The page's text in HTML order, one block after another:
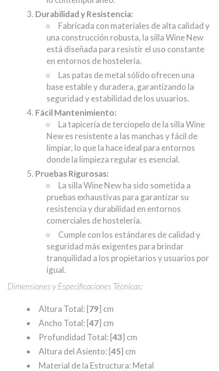
Durabilidad y Resistencia:
Fabricada con materiales de alta calidad y
una construcción robusta, la silla Wine New
está diseñada para resistir el uso constante
en entornos de hostelería.
Las patas de metal sólido ofrecen una
base estable y duradera, garantizando la
seguridad y estabilidad de los usuarios.
Fácil Mantenimiento:
La tapicería de terciopelo de la silla Wine
New es resistente a las manchas y fácil de
limpiar, lo que la hace ideal para entornos
donde la limpieza regular es esencial.
Pruebas Rigurosas:
La silla Wine New ha sido sometida a
pruebas exhaustivas para garantizar su
resistencia y durabilidad en entornos
comerciales de hostelería.
Cumple con los estándares de calidad y
seguridad más exigentes para brindar
tranquilidad a los propietarios y usuarios por
igual.
Dimensiones y Especificaciones Técnicas:
Altura Total: [79] cm
Ancho Total: [47] cm
Profundidad Total: [43] cm
Altura del Asiento: [45] cm
Material de la Estructura: Metal